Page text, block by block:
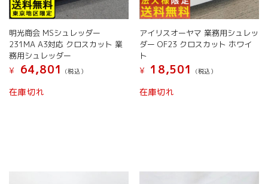
明光商会 MSシュレッダー
231MA A3対応 クロスカット 業
務用シュレッダー
¥
64,801 (税込）
在庫切れ
アイリスオーヤマ 業務用シュレッ
ダー OF23 クロスカット ホワイ
ト
¥
18,501 (税込）
在庫切れ